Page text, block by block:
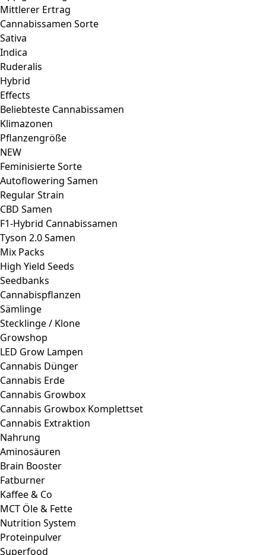
Mittlerer Ertrag
Cannabissamen Sorte
Sativa
Indica
Ruderalis
Hybrid
Effects
Beliebteste Cannabissamen
Klimazonen
Pflanzengröße
NEW
Feminisierte Sorte
Autoflowering Samen
Regular Strain
CBD Samen
F1-Hybrid Cannabissamen
Tyson 2.0 Samen
Mix Packs
High Yield Seeds
Seedbanks
Cannabispflanzen
Sämlinge
Stecklinge / Klone
Growshop
LED Grow Lampen
Cannabis Dünger
Cannabis Erde
Cannabis Growbox
Cannabis Growbox Komplettset
Cannabis Extraktion
Nahrung
Aminosäuren
Brain Booster
Fatburner
Kaffee & Co
MCT Öle & Fette
Nutrition System
Proteinpulver
Superfood